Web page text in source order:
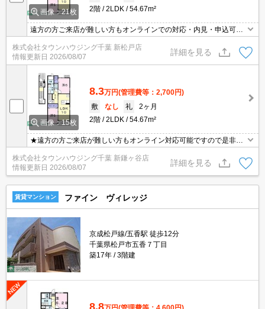
画像：21枚
2階
2LDK 54.67m²
遠方の方ご来店が難しい方もオンラインでの対応・内見・申込可能
です！
株式会社タウンハウジング千葉 新松戸店
情報更新日 2026/08/07
詳細を見る
画像：15枚
8.3万円(管理費等：2,700円)
敷
なし 礼
2ヶ月
2階
2LDK 54.67m²
★遠方の方ご来店が難しい方もオンライン対応可能ですので是非一
度ご相談くださいませ！お部屋探しはタウンハウジングにお任せ下
さい★
株式会社タウンハウジング千葉 新鎌ヶ谷店
情報更新日 2026/08/07
詳細を見る
賃貸マンション ファイン ヴィレッジ
京成松戸線/五香駅 徒歩12分
千葉県松戸市五香７丁目
築17年
3階建
8.8万円(管理費等：4,600円)